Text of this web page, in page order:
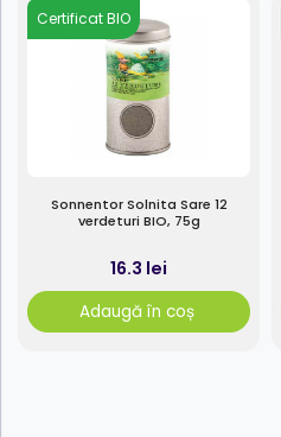
Certificat BIO
Sonnentor Solnita Sare 12
verdeturi BIO, 75g
16.3 lei
Adaugă în coș